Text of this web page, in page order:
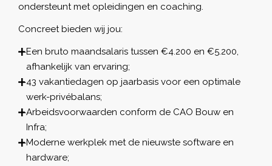
ondersteunt met opleidingen en coaching.
Concreet bieden wij jou:
Een bruto maandsalaris tussen €4.200 en €5.200,
afhankelijk van ervaring;
43 vakantiedagen op jaarbasis voor een optimale
werk-privébalans;
Arbeidsvoorwaarden conform de CAO Bouw en
Infra;
Moderne werkplek met de nieuwste software en
hardware;